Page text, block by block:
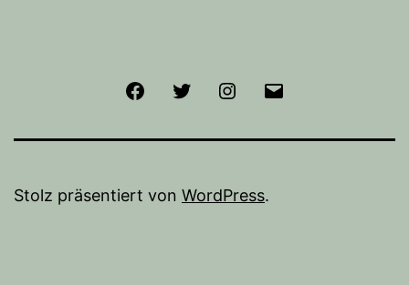
FacebookTwitter Instagram
Stolz präsentiert von WordPress.